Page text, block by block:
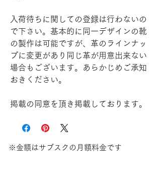
入荷待ちに関しての登録は行わないの
で下さい。基本的に同一デザインの靴
の製作は可能ですが、革のラインナッ
プに変更があり同じ革が用意出来ない
場合もございます。あらかじめご承知
おきください。
掲載の同意を頂き掲載しております。
※金額はサブスクの月額料金です